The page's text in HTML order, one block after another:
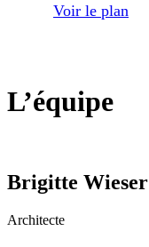
Voir le plan
L’équipe
Brigitte Wieser
Architecte